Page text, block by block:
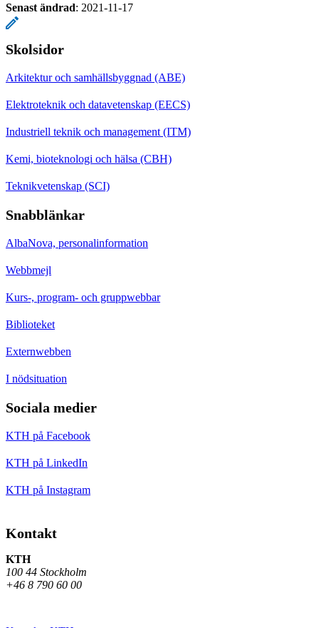
Senast ändrad: 2021-11-17
Skolsidor
Arkitektur och samhällsbyggnad (ABE)
Elektroteknik och datavetenskap (EECS)
Industriell teknik och management (ITM)
Kemi, bioteknologi och hälsa (CBH)
Teknikvetenskap (SCI)
Snabblänkar
AlbaNova, personalinformation
Webbmejl
Kurs-, program- och gruppwebbar
Biblioteket
Externwebben
I nödsituation
Sociala medier
KTH på Facebook
KTH på LinkedIn
KTH på Instagram
Kontakt
KTH
100 44 Stockholm
+46 8 790 60 00